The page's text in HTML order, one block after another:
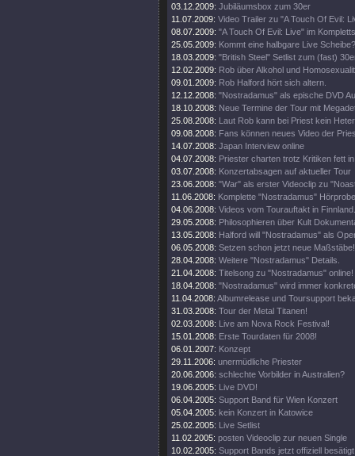
03.12.2009: Jubiläumsbox zum 30er
11.07.2009: Video Trailer zu "A Touch Of Evil:
08.07.2009: "A Touch Of Evil: Live" im
25.05.2009: Kommt eine halbgare Live Scheibe?
18.03.2009: "British Steel" Setlist zum (fast)
12.02.2009: Rob über Alkohol und
09.01.2009: Rob Halford hört sich altern.
12.12.2008: "Nostradamus" als epische DVD
18.10.2008: Neue Termine der Tour mit
25.08.2008: Laut Rob kann bei Priest kein
09.08.2008: Fans können neues Video der
14.07.2008: Japan Interview online
04.07.2008: Priester charten trotz Kritiken fett
03.07.2008: Konzertabsagen auf aktueller Tour
23.06.2008: "War" als erster Videoclip zu
11.06.2008: Komplette "Nostradamus"
04.06.2008: Videos vom Tourauftakt in Finnland.
29.05.2008: Philosophieren über Kult
13.05.2008: Halford will "Nostradamus" als
06.05.2008: Setzen schon jetzt neue Maßstäbe!
28.04.2008: Weitere "Nostradamus" Details.
21.04.2008: Titelsong zu "Nostradamus" online!
18.04.2008: "Nostradamus" wird immer
11.04.2008: Albumrelease und Toursupport
31.03.2008: Tour der Metal Titanen!
02.03.2008: Live am Nova Rock Festival!
15.01.2008: Erste Tourdaten für 2008!
06.01.2007: Konzept
29.11.2006: unermüdliche Priester
20.06.2006: schlechte Vorbilder in Australien?
19.06.2005: Live DVD!
06.04.2005: Support Band für Wien Konzert
05.04.2005: kein Konzert in Katowice
25.02.2005: Live Setlist
11.02.2005: posten Videoclip zur neuen Single
10.02.2005: Support Bands jetzt offiziell besätigt